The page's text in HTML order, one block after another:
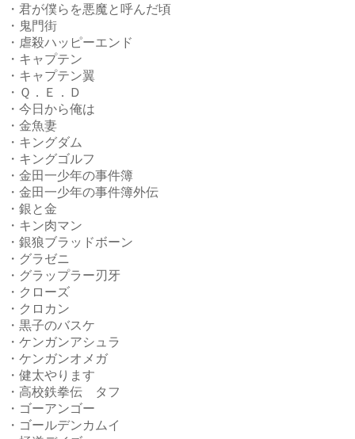
・君が僕らを悪魔と呼んだ頃
・鬼門街
・虐殺ハッピーエンド
・キャプテン
・キャプテン翼
・Ｑ．Ｅ．Ｄ
・今日から俺は
・金魚妻
・キングダム
・キングゴルフ
・金田一少年の事件簿
・金田一少年の事件簿外伝
・銀と金
・キン肉マン
・銀狼ブラッドボーン
・グラゼニ
・グラップラー刃牙
・クローズ
・クロカン
・黒子のバスケ
・ケンガンアシュラ
・ケンガンオメガ
・健太やります
・高校鉄拳伝 タフ
・ゴーアンゴー
・ゴールデンカムイ